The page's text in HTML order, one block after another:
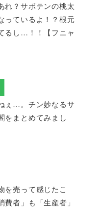
れ？サボテンの桃太
っているよ！？根元
るし…！！【フニャ
ぇ…。チン妙なるサ
をまとめてみまし
を売って感じたこ
費者」も「生産者」